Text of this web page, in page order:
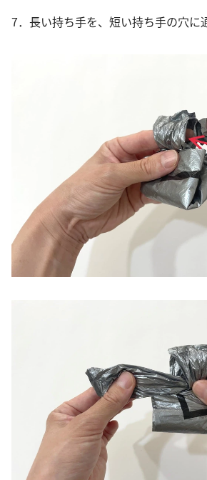
7．長い持ち手を、短い持ち手の穴に